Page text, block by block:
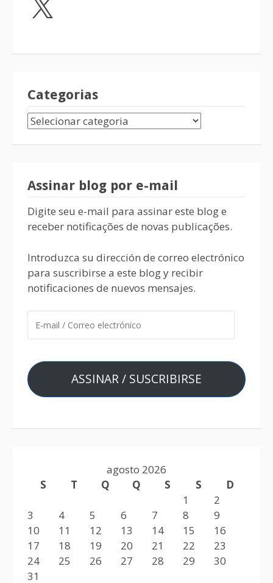
Categorias
Assinar blog por e-mail
Digite seu e-mail para assinar este blog e
receber notificações de novas publicações.
Introduzca su dirección de correo electrónico
para suscribirse a este blog y recibir
notificaciones de nuevos mensajes.
ASSINAR / SUSCRIBIRSE
agosto 2026
S
T Q Q S S
D
1
2
3
4 5 6 7 8
9
10
11 12 13 14 15
16
17
18 19 20 21 22
23
24
25 26 27 28 29
30
31